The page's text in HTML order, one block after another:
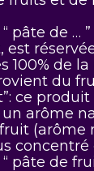
pâte de …
est
100% de
du
ce
arôme
(arôme
concentré
pâte de